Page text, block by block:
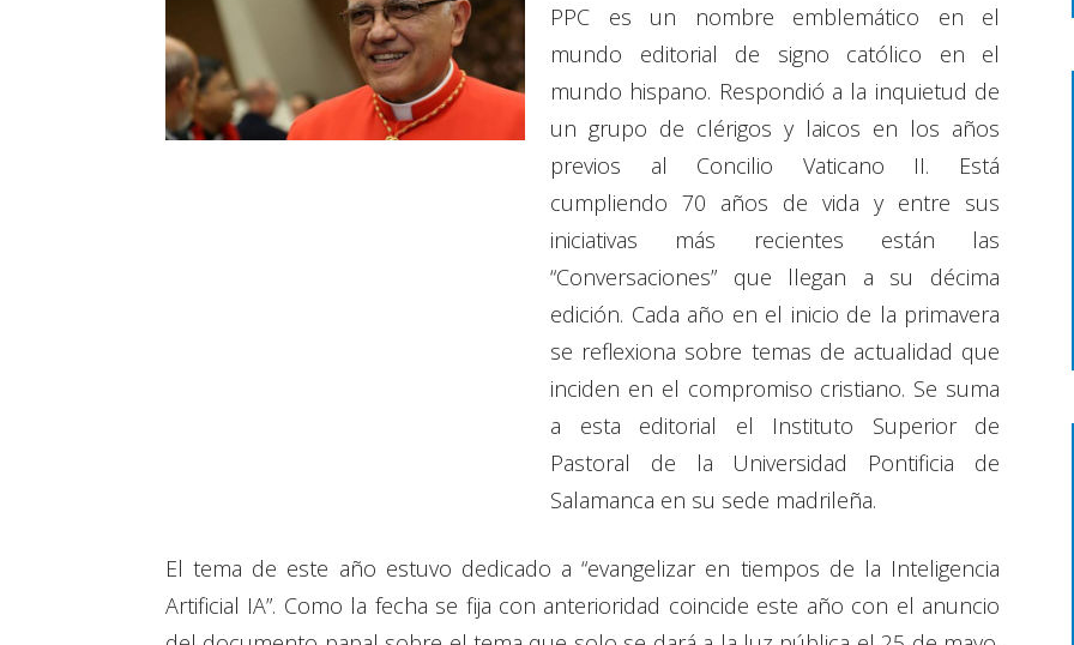
PPC es un nombre emblemático en el
mundo editorial de signo católico en el
mundo hispano. Respondió a la inquietud de
un grupo de clérigos y laicos en los años
previos al Concilio Vaticano II. Está
cumpliendo 70 años de vida y entre sus
iniciativas más recientes están las
“Conversaciones” que llegan a su décima
edición. Cada año en el inicio de la primavera
se reflexiona sobre temas de actualidad que
inciden en el compromiso cristiano. Se suma
a esta editorial el Instituto Superior de
Pastoral de la Universidad Pontificia de
Salamanca en su sede madrileña.
El tema de este año estuvo dedicado a “evangelizar en tiempos de la Inteligencia
Artificial IA”. Como la fecha se fija con anterioridad coincide este año con el anuncio